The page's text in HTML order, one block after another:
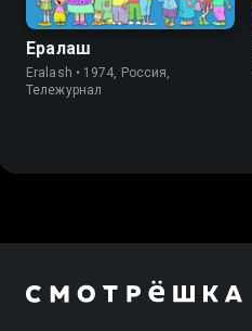
Ералаш
Eralash • 1974, Россия,
Тележурнал